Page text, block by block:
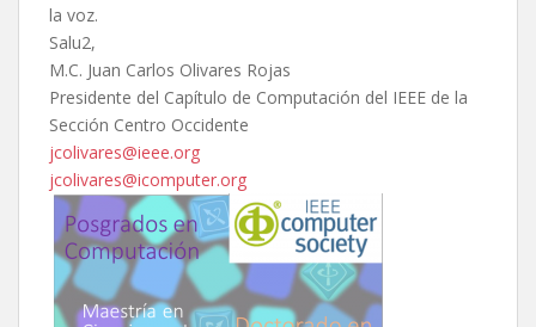
la voz.
Salu2,
M.C. Juan Carlos Olivares Rojas
Presidente del Capítulo de Computación del IEEE de la
Sección Centro Occidente
jcolivares@ieee.org
jcolivares@icomputer.org